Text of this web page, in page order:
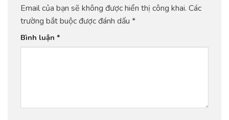
Email của bạn sẽ không được hiển thị công khai. Các
trường bắt buộc được đánh dấu *
Bình luận *